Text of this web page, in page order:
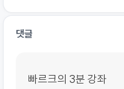
댓글
빠르크의 3분 강좌